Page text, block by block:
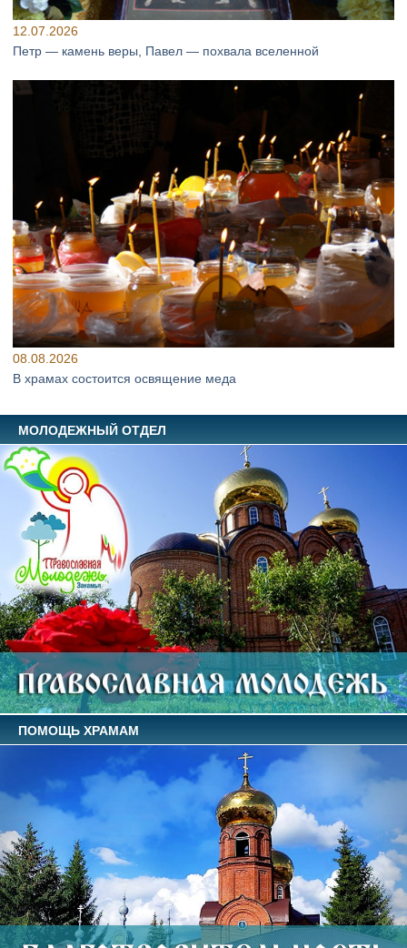
12.07.2026
Петр — камень веры, Павел — похвала вселенной
08.08.2026
В храмах состоится освящение меда
МОЛОДЕЖНЫЙ ОТДЕЛ
ПОМОЩЬ ХРАМАМ